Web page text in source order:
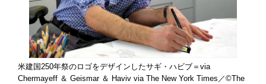
米建国250年祭のロゴをデザインしたサギ・ハビブ＝via
Chermayeff ＆ Geismar ＆ Haviv via The New York Times／©The